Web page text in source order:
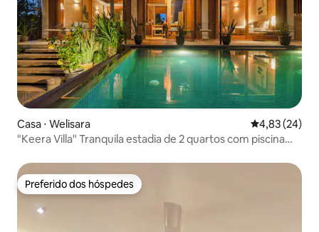
Casa ⋅ Welisara 4,83 de uma
4,83 (24)
"Keera Villa" Tranquila estadia de 2 quartos com piscina
Preferido dos hóspedes
Preferido dos hóspedes